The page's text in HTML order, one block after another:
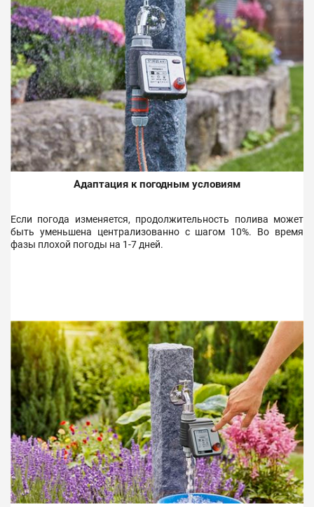
Адаптация к погодным условиям
Если погода изменяется, продолжительность полива может
быть уменьшена централизованно с шагом 10%. Во время
фазы плохой погоды на 1-7 дней.